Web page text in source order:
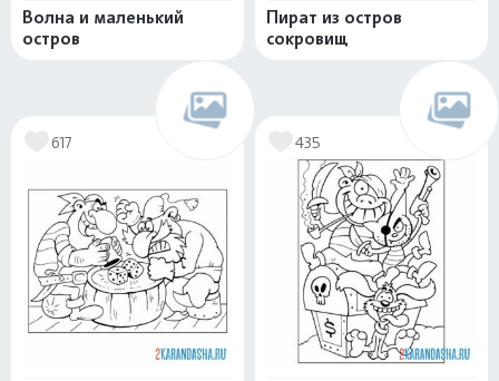
Волна и маленький
остров
Пират из остров
сокровищ
617 435